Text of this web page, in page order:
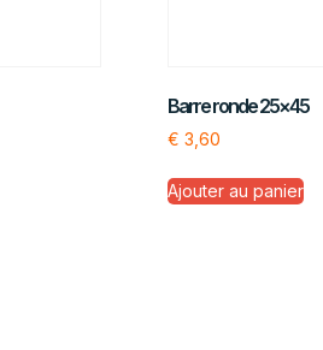
Barre ronde 25×45
€ 3,60
Ajouter au panier